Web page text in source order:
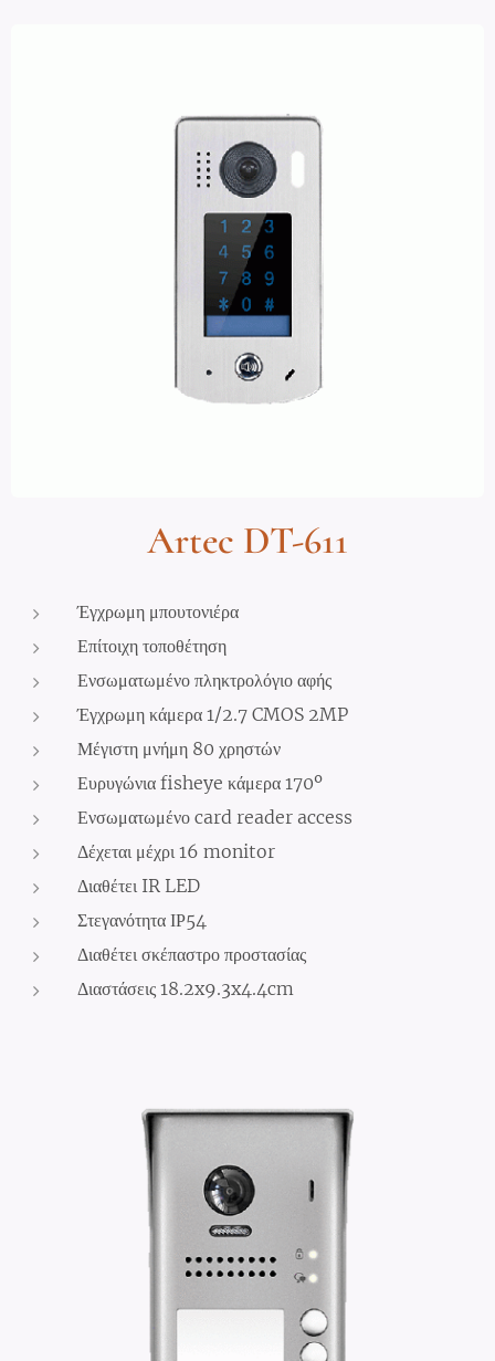
Artec DT-611
Έγχρωμη μπουτονιέρα
Επίτοιχη τοποθέτηση
Ενσωματωμένο πληκτρολόγιο αφής
Έγχρωμη κάμερα 1/2.7 CMOS 2MP
Μέγιστη μνήμη 80 χρηστών
Ευρυγώνια fisheye κάμερα 170º
Ενσωματωμένο card reader access
Δέχεται μέχρι 16 monitor
Διαθέτει IR LED
Στεγανότητα ΙΡ54
Διαθέτει σκέπαστρο προστασίας
Διαστάσεις 18.2x9.3x4.4cm